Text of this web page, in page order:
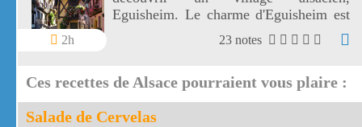
2h
Eguisheim. Le charme d'Eguisheim est
le circuit des remparts avec ses ruelles
étroites bordées de vieilles maisons, si
des maisons de poupées, avec leurs
façades à colombages, multicolores et
fleuries.
23 notes
Ces recettes de Alsace pourraient vous plaire :
Salade de Cervelas